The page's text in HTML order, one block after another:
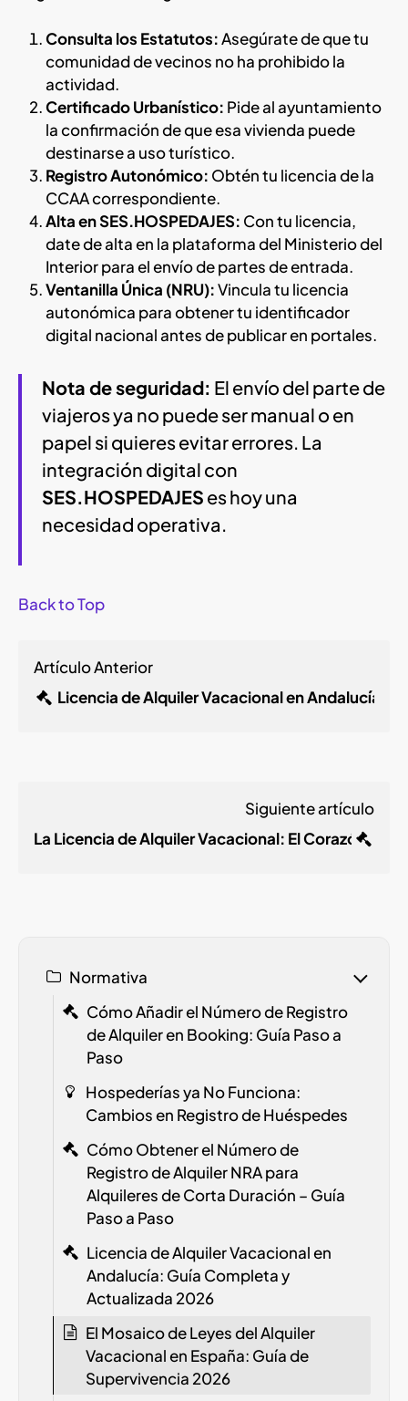
Consulta los Estatutos:Asegúrate de que tu
comunidad de vecinos no ha prohibido la
actividad.
Certificado Urbanístico: Pide al ayuntamiento
la confirmación de que esa vivienda puede
destinarse a uso turístico.
Registro Autonómico: Obtén tu licencia de la
CCAA correspondiente.
Alta en SES.HOSPEDAJES: Con tu licencia,
date de alta en la plataforma del Ministerio del
Interior para el envío de partes de entrada.
Ventanilla Única (NRU):Vincula tu licencia
autonómica para obtener tu identificador
digital nacional antes de publicar en portales.
Nota de seguridad: El envío del parte de
viajeros ya no puede ser manual o en
papel si quieres evitar errores. La
integración digital con
SES.HOSPEDAJES es hoy una
necesidad operativa.
Back to Top
Artículo Anterior
Licencia de Alquiler Vacacional en Andalucía:
Siguiente artículo
La Licencia de Alquiler Vacacional: El Corazón de
Normativa
Cómo Añadir el Número de Registro
de Alquiler en Booking: Guía Paso a
Paso
Hospederías ya No Funciona:
Cambios en Registro de Huéspedes
Cómo Obtener el Número de
Registro de AlquilerNRApara
Alquileres de Corta Duración – Guía
Paso a Paso
Licencia de Alquiler Vacacional en
Andalucía: Guía Completa y
Actualizada 2026
El Mosaico de Leyes del Alquiler
Vacacional en España: Guía de
Supervivencia 2026